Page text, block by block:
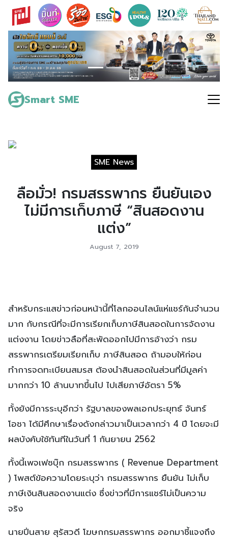
Skip
content
Smart SME
Search
for:
SME News
ลือมั่ว! กรมสรรพากร ยืนยันเอง
ไม่มีการเก็บภาษี “สินสอดงาน
แต่ง”
August 7, 2019
สำหรับกระแสข่าวก่อนหน้านี้ที่โลกออนไลน์แห่แชร์กันจำนวน
มาก กับกรณีที่จะมีการเรียกเก็บภาษีสินสอดในการจัดงาน
แต่งงาน โดยข่าวลือที่สะพัดออกไปมีการอ้างว่า กรม
สรรพากรเตรียมเรียกเก็บ ภาษีสินสอด ถ้ามอบให้ก่อน
ทำการจดทะเบียนสมรส ต้องนำสินสอดในส่วนที่มีมูลค่า
มากกว่า 10 ล้านบาทขึ้นไป ไปเสียภาษีอัตรา 5%
ทั้งยังมีการระบุอีกว่า รัฐบาลของพลเอกประยุทธ์ จันทร์
โอชา ได้มีศึกษาเรื่องดังกล่าวมาเป็นเวลากว่า 4 ปี โดยจะมี
ผลบังคับใช้ทันทีในวันที่ 1 กันยายน 2562
ทั้งนี้เพจเฟซบุ๊ก กรมสรรพากร ( Revenue Department
) โพสต์ข้อความโดยระบุว่า กรมสรรพากร ยืนยัน ไม่เก็บ
ภาษีเงินสินสอดงานแต่ง ซึ่งข่าวที่มีการแชร์ไม่เป็นความ
จริง
นายปิ่นสาย สุรัสวดี โฆษกกรมสรรพากร ออกมาชี้แจงถึง